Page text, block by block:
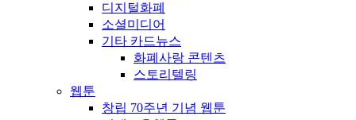
디지털화폐
소셜미디어
기타 카드뉴스
화폐사랑 콘텐츠
스토리텔링
웹툰
창립 70주년 기념 웹툰